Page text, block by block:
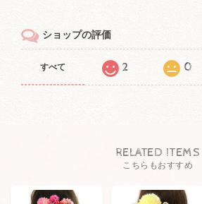
ショップの評価
すべて 2 0
RELATED ITEMS
こちらもおすすめ